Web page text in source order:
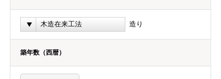
造り
築年数（西暦）